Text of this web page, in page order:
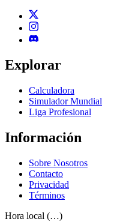
Explorar
Calculadora
Simulador Mundial
Liga Profesional
Información
Sobre Nosotros
Contacto
Privacidad
Términos
Hora local (…)